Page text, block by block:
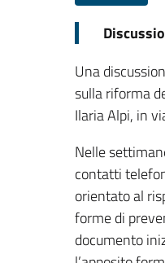
Una
sulla riforma
Ilaria Alpi, in
Nelle
contatti
orientato al
forme di
documento